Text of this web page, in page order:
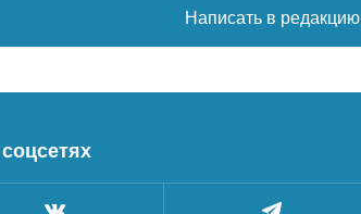
Написать в редакцию